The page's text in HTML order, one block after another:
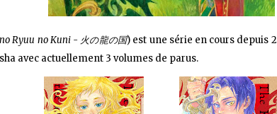
Ryuu no Kuni - 火の龍の国) est une série en cours depuis
avec actuellement 3 volumes de parus.